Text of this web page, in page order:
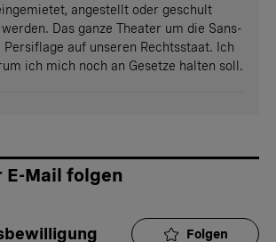
angestellt oder geschult
Das ganze Theater um die Sans-
Persiflage auf unseren Rechtsstaat. Ich
ich mich noch an Gesetze halten soll.
E-Mail folgen
Folgen